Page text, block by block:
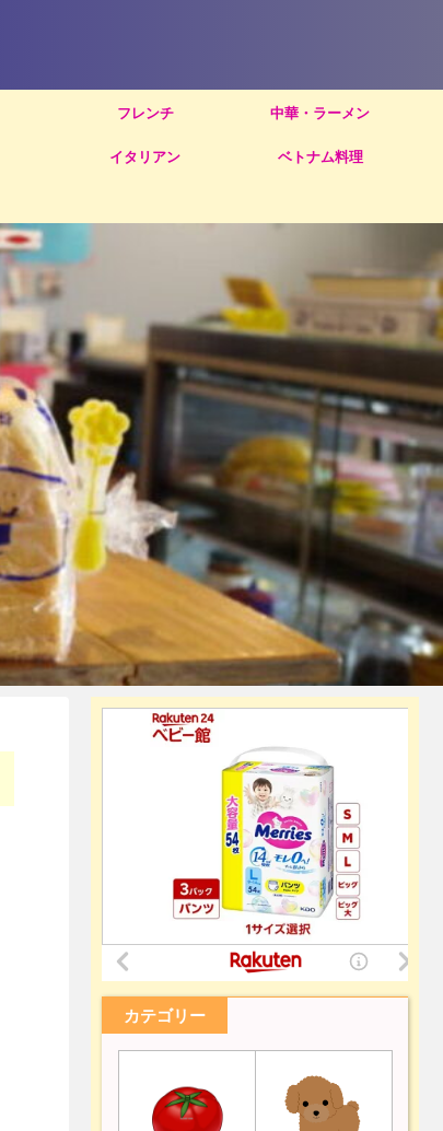
フレンチ 中華・ラーメン
イタリアン ベトナム料理
カテゴリー